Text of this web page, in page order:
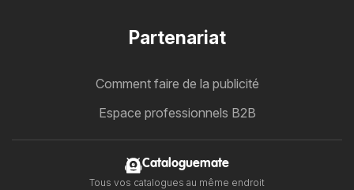
Partenariat
Comment faire de la publicité
Espace professionnels B2B
Cataloguemate
Tous vos catalogues au même endroit